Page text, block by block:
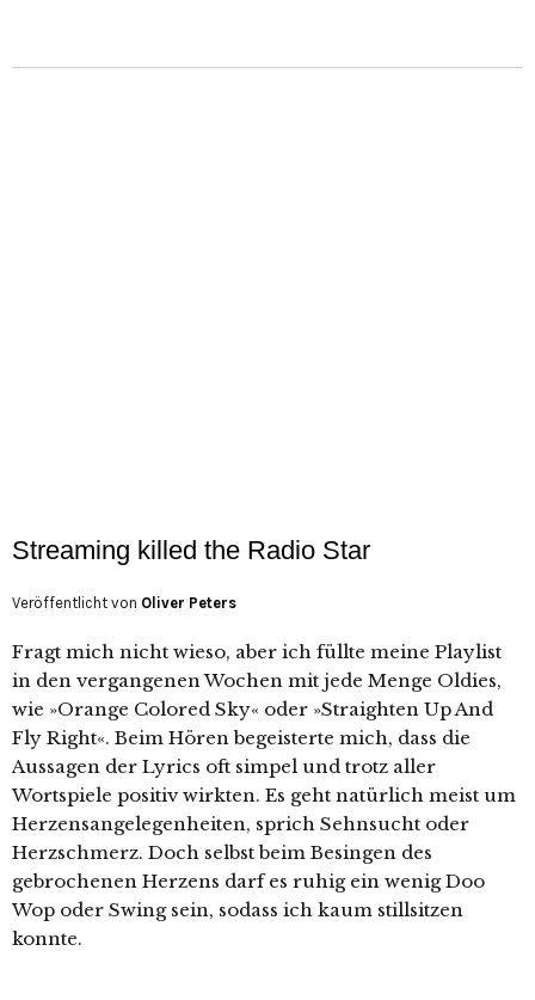
Streaming killed the Radio Star
Veröffentlicht von Oliver Peters
Fragt mich nicht wieso, aber ich füllte meine Playlist
in den vergangenen Wochen mit jede Menge Oldies,
wie »Orange Colored Sky« oder »Straighten Up And
Fly Right«. Beim Hören begeisterte mich, dass die
Aussagen der Lyrics oft simpel und trotz aller
Wortspiele positiv wirkten. Es geht natürlich meist um
Herzensangelegenheiten, sprich Sehnsucht oder
Herzschmerz. Doch selbst beim Besingen des
gebrochenen Herzens darf es ruhig ein wenig Doo
Wop oder Swing sein, sodass ich kaum stillsitzen
konnte.